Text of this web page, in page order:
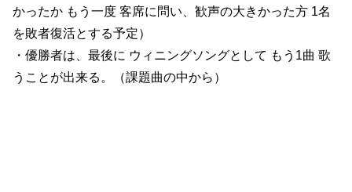
かったか もう一度 客席に問い、歓声の大きかった方 1名
を敗者復活とする予定）
・優勝者は、最後に ウィニングソングとして もう1曲 歌
うことが出来る。（課題曲の中から）